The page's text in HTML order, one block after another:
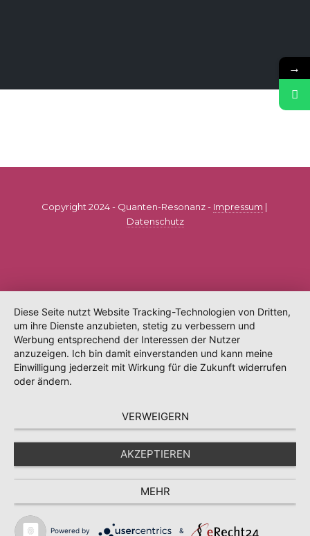
Copyright 2024 - Quanten-Resonanz - Impressum |
Datenschutz
→
Diese Seite nutzt Website Tracking-Technologien von Dritten,
um ihre Dienste anzubieten, stetig zu verbessern und
Werbung entsprechend der Interessen der Nutzer
anzuzeigen. Ich bin damit einverstanden und kann meine
Einwilligung jederzeit mit Wirkung für die Zukunft widerrufen
oder ändern.
VERWEIGERN
AKZEPTIEREN
MEHR
Powered by &